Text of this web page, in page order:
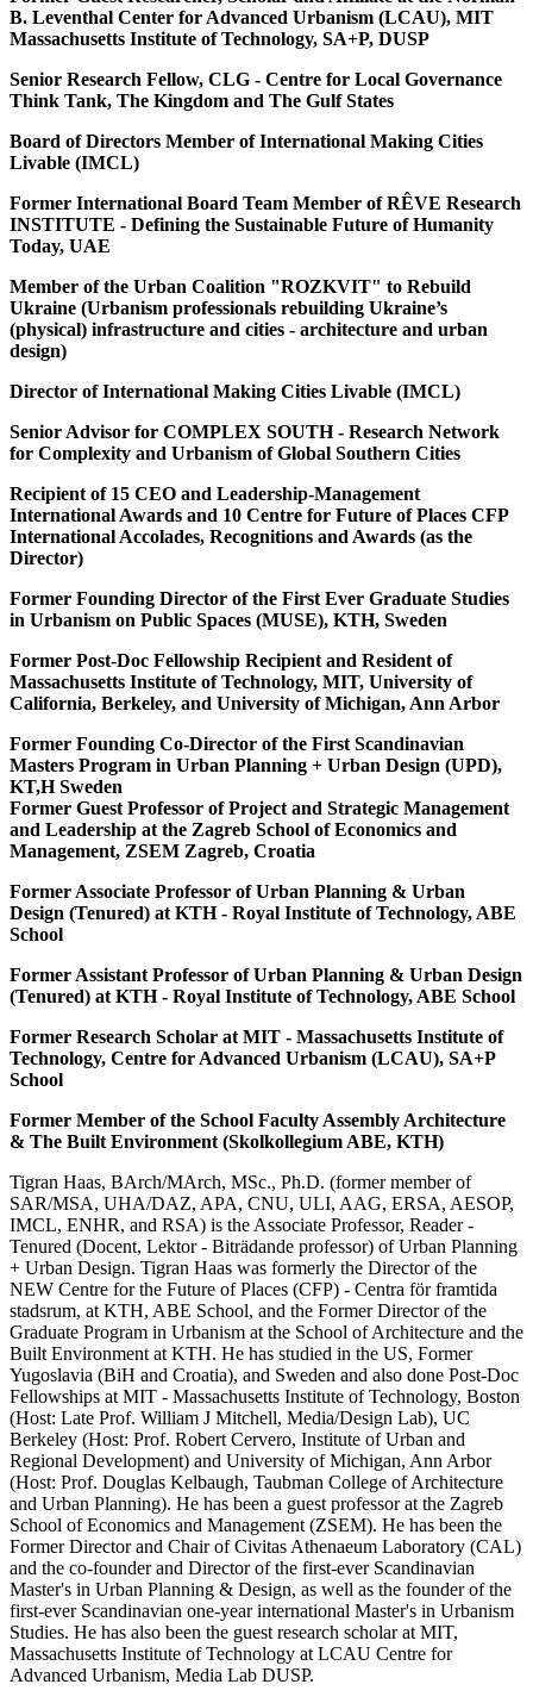
B. Leventhal Center for Advanced Urbanism (LCAU), MIT
Massachusetts Institute of Technology, SA+P, DUSP
Senior Research Fellow, CLG - Centre for Local Governance
Think Tank, The Kingdom and The Gulf States
Board of Directors Member of International Making Cities
Livable (IMCL)
Former International Board Team Member of RÊVE Research
INSTITUTE - Defining the Sustainable Future of Humanity
Today, UAE
Member of the Urban Coalition "ROZKVIT" to Rebuild
Ukraine (Urbanism professionals rebuilding Ukraine’s
(physical) infrastructure and cities - architecture and urban
design)
Director of International Making Cities Livable (IMCL)
Senior Advisor for COMPLEX SOUTH - Research Network
for Complexity and Urbanism of Global Southern Cities
Recipient of 15 CEO and Leadership-Management
International Awards and 10 Centre for Future of Places CFP
International Accolades, Recognitions and Awards (as the
Director)
Former Founding Director of the First Ever Graduate Studies
in Urbanism on Public Spaces (MUSE), KTH, Sweden
Former Post-Doc Fellowship Recipient and Resident of
Massachusetts Institute of Technology, MIT, University of
California, Berkeley, and University of Michigan, Ann Arbor
Former Founding Co-Director of the First Scandinavian
Masters Program in Urban Planning + Urban Design (UPD),
KT,H Sweden
Former Guest Professor of Project and Strategic Management
and Leadership at the Zagreb School of Economics and
Management, ZSEM Zagreb, Croatia
Former Associate Professor of Urban Planning & Urban
Design (Tenured) at KTH - Royal Institute of Technology, ABE
School
Former Assistant Professor of Urban Planning & Urban Design
(Tenured) at KTH - Royal Institute of Technology, ABE School
Former Research Scholar at MIT - Massachusetts Institute of
Technology, Centre for Advanced Urbanism (LCAU), SA+P
School
Former Member of the School Faculty Assembly Architecture
& The Built Environment (Skolkollegium ABE, KTH)
Tigran Haas, BArch/MArch, MSc., Ph.D. (former member of
SAR/MSA, UHA/DAZ, APA, CNU, ULI, AAG, ERSA, AESOP,
IMCL, ENHR, and RSA) is the Associate Professor, Reader -
Tenured (Docent, Lektor - Biträdande professor) of Urban Planning
+ Urban Design. Tigran Haas was formerly the Director of the
NEW Centre for the Future of Places (CFP) - Centra för framtida
stadsrum, at KTH, ABE School, and the Former Director of the
Graduate Program in Urbanism at the School of Architecture and the
Built Environment at KTH. He has studied in the US, Former
Yugoslavia (BiH and Croatia), and Sweden and also done Post-Doc
Fellowships at MIT - Massachusetts Institute of Technology, Boston
(Host: Late Prof. William J Mitchell, Media/Design Lab), UC
Berkeley (Host: Prof. Robert Cervero, Institute of Urban and
Regional Development) and University of Michigan, Ann Arbor
(Host: Prof. Douglas Kelbaugh, Taubman College of Architecture
and Urban Planning). He has been a guest professor at the Zagreb
School of Economics and Management (ZSEM). He has been the
Former Director and Chair of Civitas Athenaeum Laboratory (CAL)
and the co-founder and Director of the first-ever Scandinavian
Master's in Urban Planning & Design, as well as the founder of the
first-ever Scandinavian one-year international Master's in Urbanism
Studies. He has also been the guest research scholar at MIT,
Massachusetts Institute of Technology at LCAU Centre for
Advanced Urbanism, Media Lab DUSP.